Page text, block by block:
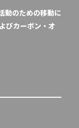
動のための移動に
びカーボン・オ